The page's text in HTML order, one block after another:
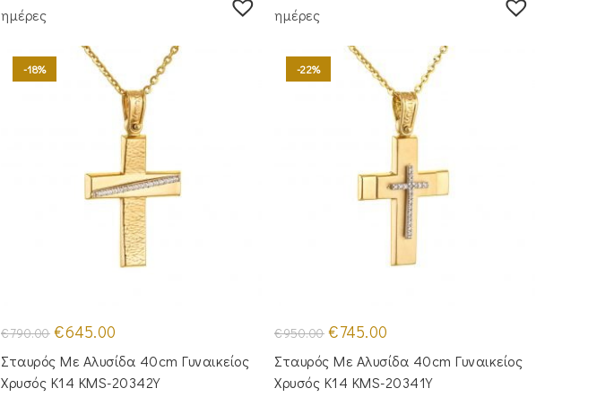
ημέρες
-18%
€790.00 Original
price
was:
€790.00.
€645.00
τιμή
είναι:
€645.00.
Σταυρός Με Αλυσίδα 40cm Γυναικείος
Χρυσός Κ14 KMS-20342Y
ημέρες
-22%
€950.00 Original
price
was:
€950.00.
€745.00
τιμή
είναι:
€745.00.
Σταυρός Με Αλυσίδα 40cm Γυναικείος
Χρυσός Κ14 KMS-20341Y